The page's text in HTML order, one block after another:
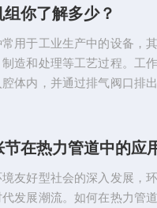
通径流通特性，其密封结
精密构造，工艺性好，结构
你了解多少？
用于工业生产中的设备，
造和处理等工艺过程。工
体内，并通过排气阀口排
此之外，旋片真空机组还具
容器内的气体将大量吸入
在热力管道中的应
友好型社会的深入发展，
发展潮流。如何在热力管